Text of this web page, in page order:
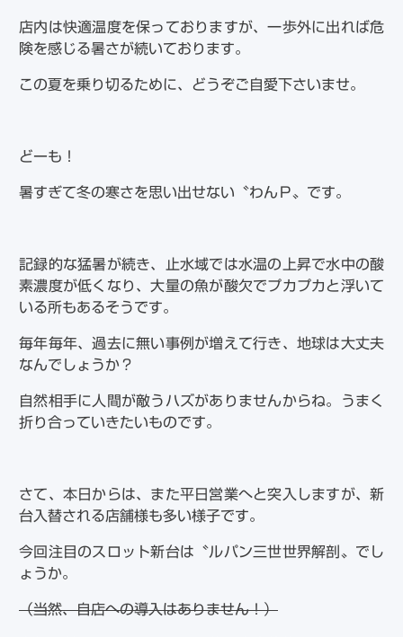
店内は快適温度を保っておりますが、一歩外に出れば危
険を感じる暑さが続いております。
この夏を乗り切るために、どうぞご自愛下さいませ。
どーも！
暑すぎて冬の寒さを思い出せない〝わんＰ〟です。
記録的な猛暑が続き、止水域では水温の上昇で水中の酸
素濃度が低くなり、大量の魚が酸欠でプカプカと浮いて
いる所もあるそうです。
毎年毎年、過去に無い事例が増えて行き、地球は大丈夫
なんでしょうか？
自然相手に人間が敵うハズがありませんからね。うまく
折り合っていきたいものです。
さて、本日からは、また平日営業へと突入しますが、新
台入替される店舗様も多い様子です。
今回注目のスロット新台は〝ルパン三世世界解剖 〟でし
ょうか。
（当然、自店への導入はありません！）